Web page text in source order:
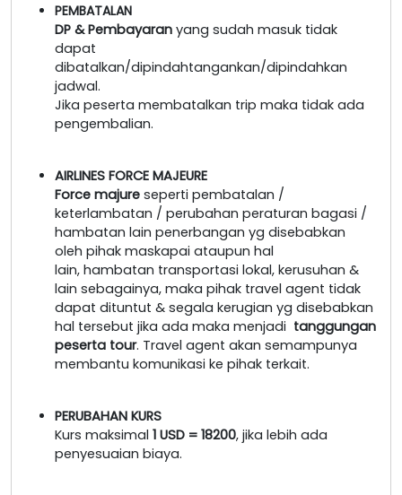
PEMBATALAN
DP & Pembayaran yang sudah masuk tidak
dapat
dibatalkan/dipindahtangankan/dipindahkan
jadwal.
Jika peserta membatalkan trip maka tidak ada
pengembalian.
AIRLINES FORCE MAJEURE
Force majure seperti pembatalan /
keterlambatan / perubahan peraturan bagasi /
hambatan lain penerbangan yg disebabkan
oleh pihak maskapai ataupun hal
lain, hambatan transportasi lokal, kerusuhan &
lain sebagainya, maka pihak travel agent tidak
dapat dituntut & segala kerugian yg disebabkan
hal tersebut jika ada maka menjadi tanggungan
peserta tour. Travel agent akan semampunya
membantu komunikasi ke pihak terkait.
PERUBAHAN KURS
Kurs maksimal 1 USD = 18200, jika lebih ada
penyesuaian biaya.